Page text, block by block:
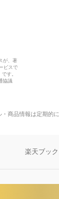
が、著
ビスで
す。
協議
・商品情報は定期的
楽天ブッ